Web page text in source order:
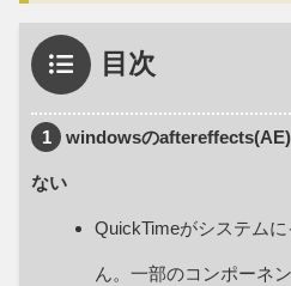
目次
1 windowsの
ない
QuickTimeがシステム
ん。一部のコンポーネ